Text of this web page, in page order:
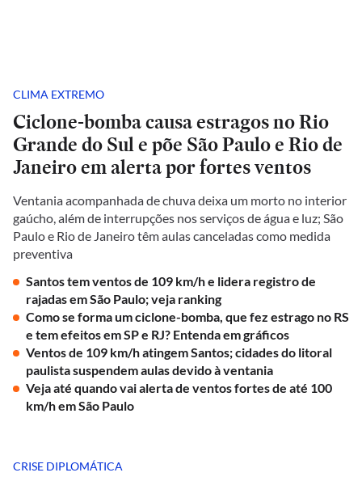
CLIMA EXTREMO
Ciclone-bomba causa estragos no Rio
Grande do Sul e põe São Paulo e Rio de
Janeiro em alerta por fortes ventos
Ventania acompanhada de chuva deixa um morto no interior
gaúcho, além de interrupções nos serviços de água e luz; São
Paulo e Rio de Janeiro têm aulas canceladas como medida
preventiva
Santos tem ventos de 109 km/h e lidera registro de
rajadas em São Paulo; veja ranking
Como se forma um ciclone-bomba, que fez estrago no RS
e tem efeitos em SP e RJ? Entenda em gráficos
Ventos de 109 km/h atingem Santos; cidades do litoral
paulista suspendem aulas devido à ventania
Veja até quando vai alerta de ventos fortes de até 100
km/h em São Paulo
CRISE DIPLOMÁTICA